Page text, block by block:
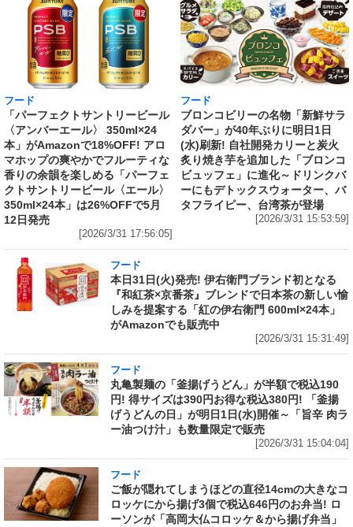
フード
「パーフェクトサントリービール
〈アンバーエール〉 350ml×24
本」がAmazonで18%OFF! アロ
マホップの爽やかでフルーティな
香りの余韻を楽しめる「パーフェ
クトサントリービール〈エール〉
350ml×24本」は26%OFFで5月
12日発売
[2026/3/31 17:56:05]
フード
ブロンコビリーの名物「新鮮サラ
ダバー」が40年ぶりに明日1日
(水)刷新! 自社開発カリーと炭火
炙り焼き芋を追加した「ブロンコ
ビュッフェ」に進化～ドリンクバ
ーにもデトックスウォーター、バ
タフライピー、台湾茶が登場
[2026/3/31 15:53:59]
フード
本日31日(火)発売! 伊右衛門ブランド初となる
『和紅茶×京番茶』ブレンドで日本茶の新しい愉
しみを提案する「紅の伊右衛門 600ml×24本」
がAmazonでも販売中
[2026/3/31 15:31:49]
フード
丸亀製麺の「釜揚げうどん」が半額で税込190
円! 得サイズは390円お得な税込380円! 「釜揚
げうどんの日」が明日1日(水)開催～「旨辛 肉ラ
ー油つけ汁」も数量限定で販売
[2026/3/31 15:04:04]
フード
ご飯が隠れてしまうほどの直径14cmの大きなコ
ロッケにから揚げ3個で税込646円のお弁当! ロ
ーソンが「高岡大仏コロッケ＆から揚げ弁当」